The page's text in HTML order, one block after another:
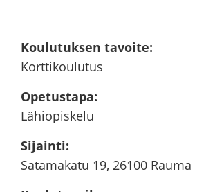
Kou­lu­tuk­sen ta­voi­te:
Kort­ti­kou­lu­tus
Ope­tus­ta­pa:
Lä­hio­pis­ke­lu
Si­jain­ti:
Sa­ta­ma­ka­tu 19, 26100 Rauma